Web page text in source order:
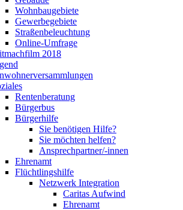
Wohnbaugebiete
Gewerbegebiete
Straßenbeleuchtung
Online-Umfrage
2018
Rentenberatung
Bürgerbus
Bürgerhilfe
Sie benötigen Hilfe?
Sie möchten helfen?
Ansprechpartner/-innen
Ehrenamt
Flüchtlingshilfe
Netzwerk Integration
Caritas Aufwind
Ehrenamt